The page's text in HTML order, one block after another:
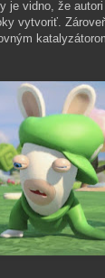
je vidno, že
vytvoriť.